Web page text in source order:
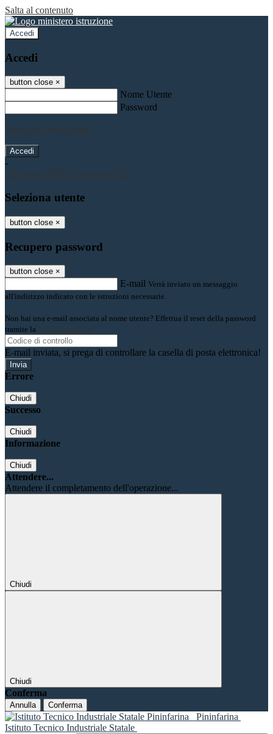
Salta al contenuto
Accedi
Accedi
button close ×
Nome Utente
Password
Password dimenticata?
-
Entra con SPID
Entra con CIE
Seleziona utente
button close ×
Recupero password
button close ×
E-mail Verrà inviato un messaggio
all'indirizzo indicato con le istruzioni necessarie.
Non hai una e-mail associata al nome utente? Effettua il reset della password
tramite la
Login Spaggiari
E-mail inviata, si prega di controllare la casella di posta elettronica!
Errore
Chiudi
Successo
Chiudi
Informazione
Chiudi
Attendere...
Attendere il completamento dell'operazione...
Chiudi
Chiudi
Conferma
Annulla Conferma
Pininfarina
Istituto Tecnico Industriale Statale